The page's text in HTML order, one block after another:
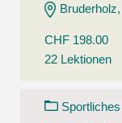
CHF 198.00
22 Lektionen